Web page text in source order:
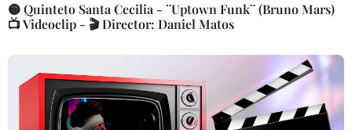
🟡 Quinteto Santa Cecilia - ¨Uptown Funk¨ (Bruno Mars)
📺 Videoclip - 🎬 Director: Daniel Matos